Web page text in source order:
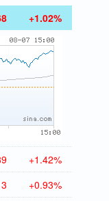
+1.02%
+1.42%
+0.93%